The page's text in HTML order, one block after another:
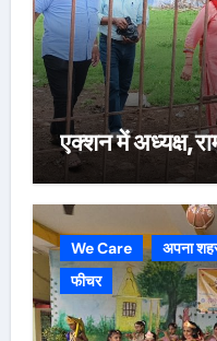
एक्शन में
We Care अपना
फीचर